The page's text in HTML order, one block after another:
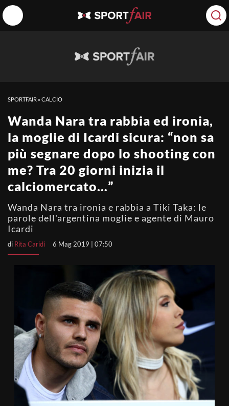
SPORTFAIR »CALCIO
Wanda Nara tra rabbia ed ironia,
la moglie di Icardi sicura: “non sa
più segnare dopo lo shooting con
me? Tra 20 giorni inizia il
calciomercato…”
Wanda Nara tra ironia e rabbia a Tiki Taka: le
parole dell'argentina moglie e agente di Mauro
Icardi
di Rita Caridi 6 Mag 2019 | 07:50